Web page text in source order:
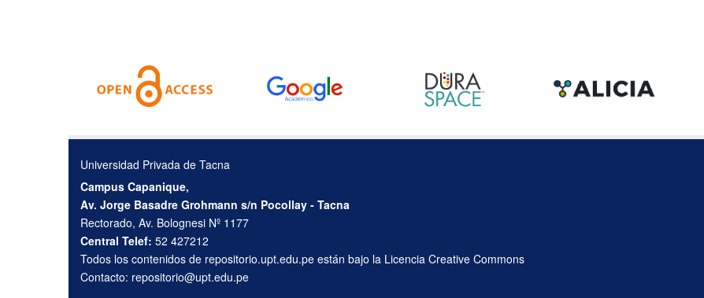
Universidad Privada de Tacna
Campus Capanique,
Av. Jorge Basadre Grohmann s/n Pocollay - Tacna
Rectorado, Av. Bolognesi Nº 1177
Central Telef: 52 427212
Todos los contenidos de repositorio.upt.edu.pe están bajo la Licencia Creative Commons
Contacto: repositorio@upt.edu.pe